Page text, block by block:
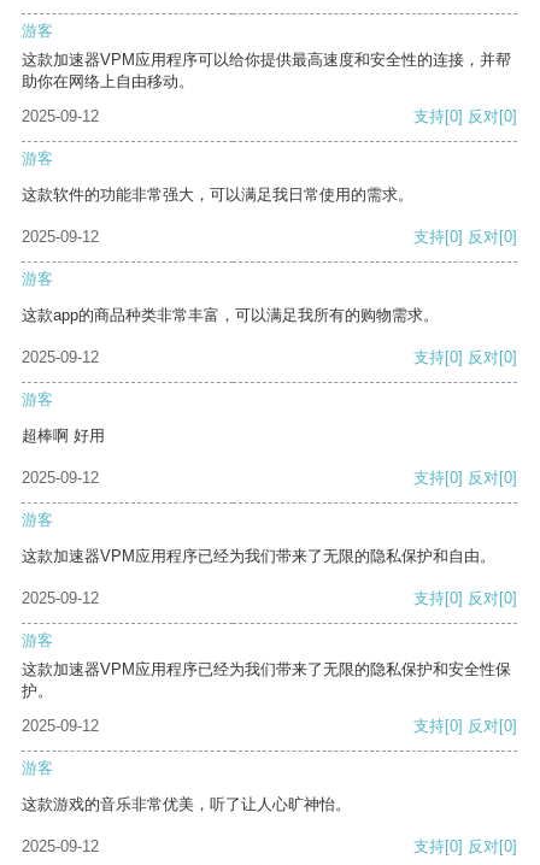
游客
这款加速器VPM应用程序可以给你提供最高速度和安全性的连接，并帮
助你在网络上自由移动。
2025-09-12
支持[0] 反对[0]
游客
这款软件的功能非常强大，可以满足我日常使用的需求。
2025-09-12 支持[0] 反对[0]
游客
这款app的商品种类非常丰富，可以满足我所有的购物需求。
2025-09-12 支持[0] 反对[0]
游客
超棒啊 好用
2025-09-12 支持[0] 反对[0]
游客
这款加速器VPM应用程序已经为我们带来了无限的隐私保护和自由。
2025-09-12 支持[0] 反对[0]
游客
这款加速器VPM应用程序已经为我们带来了无限的隐私保护和安全性保
护。
2025-09-12
支持[0] 反对[0]
游客
这款游戏的音乐非常优美，听了让人心旷神怡。
2025-09-12 支持[0] 反对[0]